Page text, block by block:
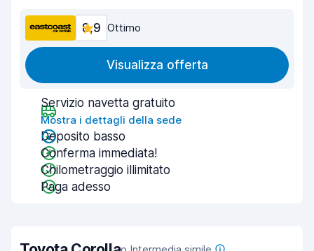
8,9 Ottimo
Visualizza offerta
Servizio navetta gratuito
Mostra i dettagli della sede
Deposito basso
Conferma immediata!
Chilometraggio illimitato
Paga adesso